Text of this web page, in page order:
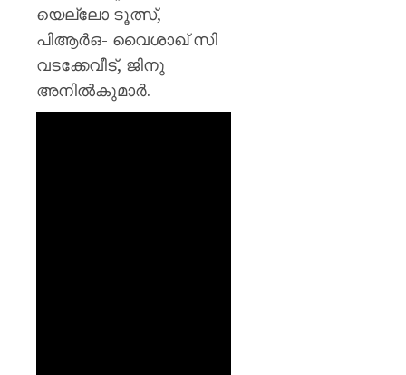
യെല്ലോ ടൂത്സ്,
പിആർഒ- വൈശാഖ് സി
വടക്കേവീട്, ജിനു
അനിൽകുമാർ.